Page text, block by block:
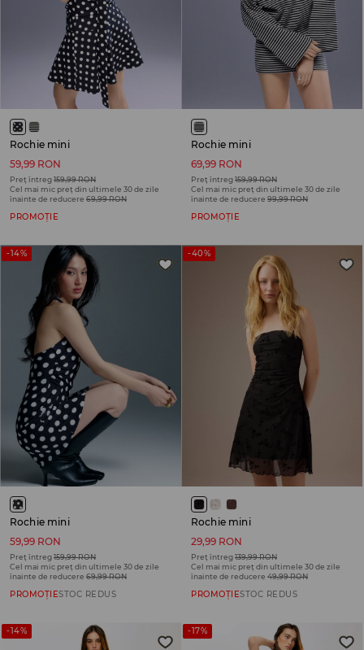
Rochie mini
59,99 RON
Preț întreg159,99 RON
Cel mai mic preț din ultimele 30 de zile
înainte de reducere 69,99 RON
PROMOȚIE
Rochie mini
69,99 RON
Preț întreg159,99 RON
Cel mai mic preț din ultimele 30 de zile
înainte de reducere 99,99 RON
PROMOȚIE
-14%
Rochie mini
59,99 RON
Preț întreg159,99 RON
Cel mai mic preț din ultimele 30 de zile
înainte de reducere 69,99 RON
PROMOȚIESTOC REDUS
-40%
Rochie mini
29,99 RON
Preț întreg139,99 RON
Cel mai mic preț din ultimele 30 de zile
înainte de reducere 49,99 RON
PROMOȚIESTOC REDUS
-14% -17%